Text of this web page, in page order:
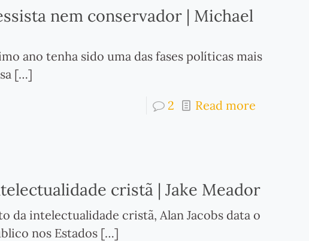
nem conservador | Michael
ano tenha sido uma das fases políticas mais
[…]
2 Read more
cristã | Jake Meador
da intelectualidade cristã, Alan Jacobs data o
nos Estados[…]